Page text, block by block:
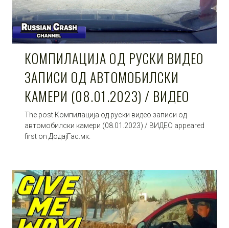
КОМПИЛАЦИЈА ОД РУСКИ ВИДЕО
ЗАПИСИ ОД АВТОМОБИЛСКИ
КАМЕРИ (08.01.2023) / ВИДЕО
The post Компилација од руски видео записи од
автомобилски камери (08.01.2023) / ВИДЕО appeared
first on ДодајГас.мк.